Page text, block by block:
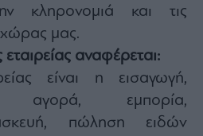
κληρονομιά και τις
χώρας μας.
αναφέρεται:
είναι η εισαγωγή,
αγορά, εμπορία,
πώληση ειδών